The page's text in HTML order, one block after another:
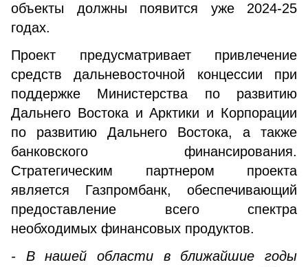
объекты должны появится уже 2024-25
годах.
Проект предусматривает привлечение
средств дальневосточной концессии при
поддержке Министерства по развитию
Дальнего Востока и Арктики и Корпорации
по развитию Дальнего Востока, а также
банковского финансирования.
Стратегическим партнером проекта
является Газпромбанк, обеспечивающий
предоставление всего спектра
необходимых финансовых продуктов.
- В нашей области в ближайшие годы